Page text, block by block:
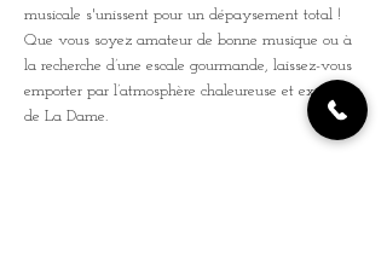
musicale s'unissent pour un dépaysement total !
Que vous soyez amateur de bonne musique ou à
la recherche d’une escale gourmande, laissez-vous
emporter par l’atmosphère chaleureuse et exotique
de La Dame.